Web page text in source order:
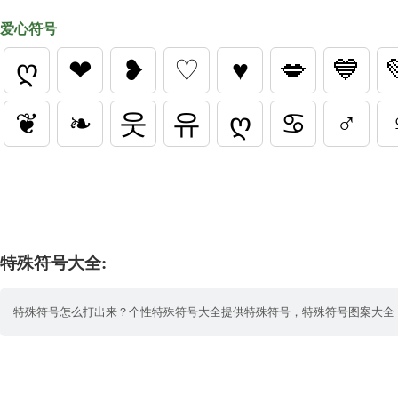
爱心符号
ღ ❤ ❥ ♡ ♥ 💋 💙
❦
❧ 웃 유 ღ ♋ ♂
特殊符号大全:
特殊符号怎么打出来？个性特殊符号大全提供特殊符号，特殊符号图案大